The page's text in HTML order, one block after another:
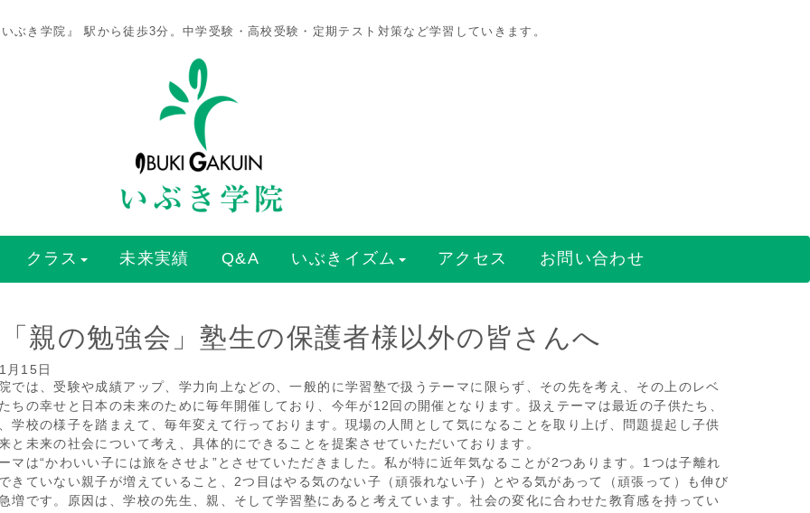
ぶき学院』 駅から徒歩3分。中学受験・高校受験・定期テスト対策など学習していきます。
クラス 未来実績 Q&A いぶきイズム アクセス お問い合わせ
親の勉強会」塾生の保護者様以外の皆さんへ
月15日
では、受験や成績アップ、学力向上などの、一般的に学習塾で扱うテーマに限らず、その先を考え、その上のレベ
ちの幸せと日本の未来のために毎年開催しており、今年が12回の開催となります。扱えテーマは最近の子供たち、
学校の様子を踏まえて、毎年変えて行っております。現場の人間として気になることを取り上げ、問題提起し子供
と未来の社会について考え、具体的にできることを提案させていただいております。
マは“かわいい子には旅をさせよ”とさせていただきました。私が特に近年気なることが2つあります。1つは子離れ
きていない親子が増えていること、2つ目はやる気のない子（頑張れない子）とやる気があって（頑張って）も伸び
増です。原因は、学校の先生、親、そして学習塾にあると考えています。社会の変化に合わせた教育感を持ってい